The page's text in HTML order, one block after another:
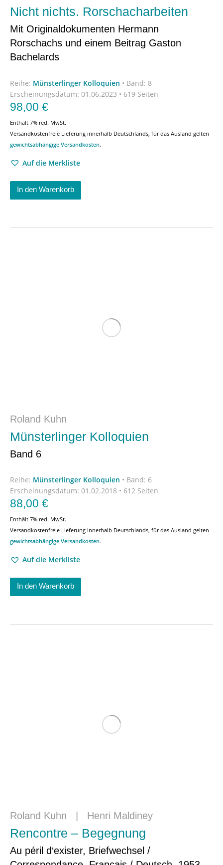
Nicht nichts. Rorschacharbeiten
Mit Originaldokumenten Hermann
Rorschachs und einem Beitrag Gaston
Bachelards
Reihe: Münsterlinger Kolloquien • Band: 8
Erscheinungsdatum: 01.06.2023 • 619 Seiten
98,00 €
Enthält 7% red. MwSt.
Versandkostenfreie Lieferung innerhalb Deutschlands, für das Ausland gelten
gewichtsabhängige Versandkosten.
Auf die Merkliste
In den Warenkorb
Roland Kuhn
Münsterlinger Kolloquien
Band 6
Reihe: Münsterlinger Kolloquien • Band: 6
Erscheinungsdatum: 01.02.2018 • 612 Seiten
88,00 €
Enthält 7% red. MwSt.
Versandkostenfreie Lieferung innerhalb Deutschlands, für das Ausland gelten
gewichtsabhängige Versandkosten.
Auf die Merkliste
In den Warenkorb
Roland Kuhn Henri Maldiney
Rencontre – Begegnung
Au péril d‘exister, Briefwechsel /